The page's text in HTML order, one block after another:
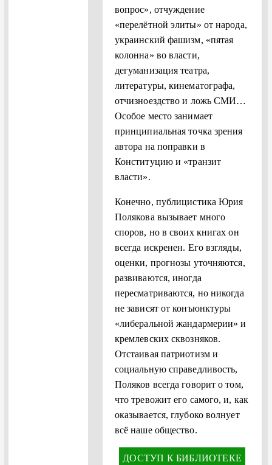
вопрос», отчуждение
«перелётной элиты» от народа,
украинский фашизм, «пятая
колонна» во власти,
дегуманизация театра,
литературы, кинематографа,
отчизноездство и ложь СМИ…
Особое место занимает
принципиальная точка зрения
автора на поправки в
Конституцию и «транзит
власти».
Конечно, публицистика Юрия
Полякова вызывает много
споров, но в своих книгах он
всегда искренен. Его взгляды,
оценки, прогнозы уточняются,
развиваются, иногда
пересматриваются, но никогда
не зависят от конъюнктуры
«либеральной жандармерии» и
кремлевских сквозняков.
Отстаивая патриотизм и
социальную справедливость,
Поляков всегда говорит о том,
что тревожит его самого, и, как
оказывается, глубоко волнует
всё наше общество.
ДОСТУП К БИБЛИОТЕКЕ